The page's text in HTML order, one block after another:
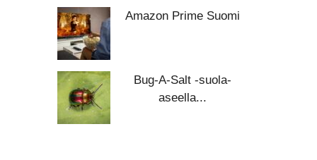
Amazon Prime Suomi
Bug-A-Salt -suola-
aseella...